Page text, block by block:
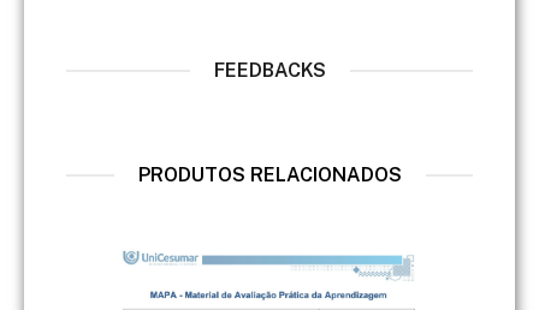
FEEDBACKS
PRODUTOS RELACIONADOS